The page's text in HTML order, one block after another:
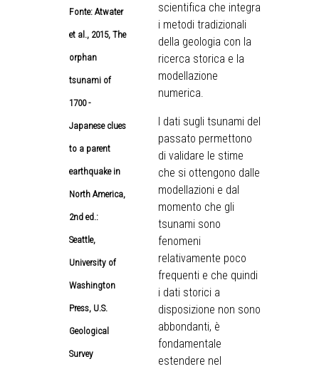
Fonte: Atwater
et al., 2015, The
orphan
tsunami of
1700 -
Japanese clues
to a parent
earthquake in
North America,
2nd ed.:
Seattle,
University of
Washington
Press, U.S.
Geological
Survey
scientifica che integra
i metodi tradizionali
della geologia con la
ricerca storica e la
modellazione
numerica.
I dati sugli tsunami del
passato permettono
di validare le stime
che si ottengono dalle
modellazioni e dal
momento che gli
tsunami sono
fenomeni
relativamente poco
frequenti e che quindi
i dati storici a
disposizione non sono
abbondanti, è
fondamentale
estendere nel